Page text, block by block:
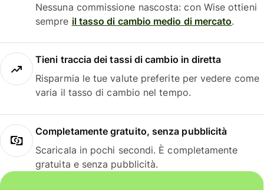
Nessuna commissione nascosta: con Wise ottieni
sempre il tasso di cambio medio di mercato.
Tieni traccia dei tassi di cambio in diretta
Risparmia le tue valute preferite per vedere come
varia il tasso di cambio nel tempo.
Completamente gratuito, senza pubblicità
Scaricala in pochi secondi. È completamente
gratuita e senza pubblicità.